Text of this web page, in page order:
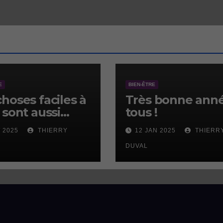
faciles à
aussi
à ne pas
2025 THIERRY
BIEN-ÊTRE
Très bonne
tous !
12 JAN 2025
DUVAL